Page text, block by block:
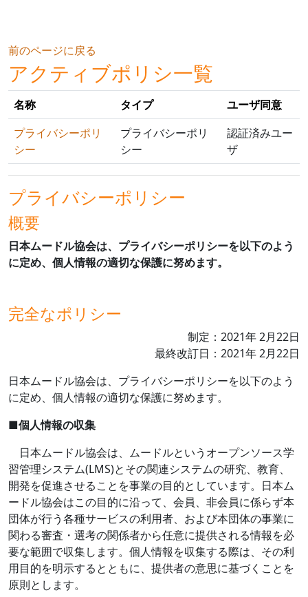
前のページに戻る
アクティブポリシ一覧
名称 タイプ
ユーザ同意
プライバシーポリ
シー
プライバシーポリ
シー
認証済みユー
ザ
プライバシーポリシー
概要
日本ムードル協会は、プライバシーポリシーを以下のよう
に定め、個人情報の適切な保護に努めます。
完全なポリシー
制定： 2021年2月22日
最終改訂日： 2021年2月22日
日本ムードル協会は、プライバシーポリシーを以下のよう
に定め、個人情報の適切な保護に努めます。
■個人情報の収集
日本ムードル協会は、ムードルというオープンソース学
習管理システム(LMS)とその関連システムの研究、教育、
開発を促進させることを事業の目的としています。日本ム
ードル協会はこの目的に沿って、会員、非会員に係らず本
団体が行う各種サービスの利用者、および本団体の事業に
関わる審査・選考の関係者から任意に提供される情報を必
要な範囲で収集します。個人情報を収集する際は、その利
用目的を明示するとともに、提供者の意思に基づくことを
原則とします。